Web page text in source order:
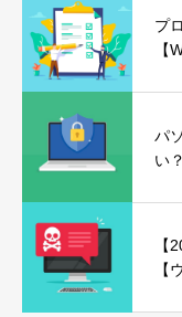
プ
【
パ
い？
【
【